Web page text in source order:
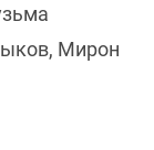
Мирон